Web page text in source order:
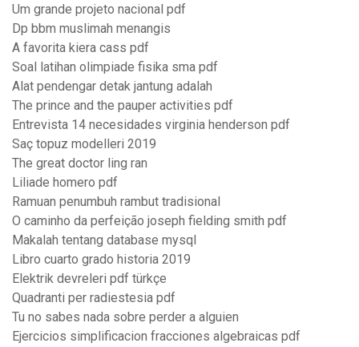
Um grande projeto nacional pdf
Dp bbm muslimah menangis
A favorita kiera cass pdf
Soal latihan olimpiade fisika sma pdf
Alat pendengar detak jantung adalah
The prince and the pauper activities pdf
Entrevista 14 necesidades virginia henderson pdf
Saç topuz modelleri 2019
The great doctor ling ran
Liliade homero pdf
Ramuan penumbuh rambut tradisional
O caminho da perfeição joseph fielding smith pdf
Makalah tentang database mysql
Libro cuarto grado historia 2019
Elektrik devreleri pdf türkçe
Quadranti per radiestesia pdf
Tu no sabes nada sobre perder a alguien
Ejercicios simplificacion fracciones algebraicas pdf